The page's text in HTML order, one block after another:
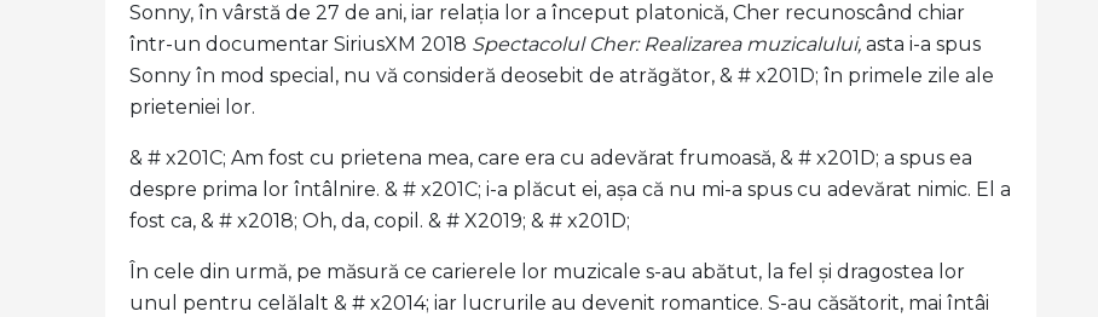
Sonny, în vârstă de 27 de ani, iar relația lor a început platonică, Cher recunoscând chiar
într-un documentar SiriusXM 2018 Spectacolul Cher: Realizarea muzicalului, asta i-a spus
Sonny în mod special, nu vă consideră deosebit de atrăgător, & # x201D; în primele zile ale
prieteniei lor.
& # x201C; Am fost cu prietena mea, care era cu adevărat frumoasă, & # x201D; a spus ea
despre prima lor întâlnire. & # x201C; i-a plăcut ei, așa că nu mi-a spus cu adevărat nimic. El a
fost ca, & # x2018; Oh, da, copil. & # X2019; & # x201D;
În cele din urmă, pe măsură ce carierele lor muzicale s-au abătut, la fel și dragostea lor
unul pentru celălalt & # x2014; iar lucrurile au devenit romantice. S-au căsătorit, mai întâi